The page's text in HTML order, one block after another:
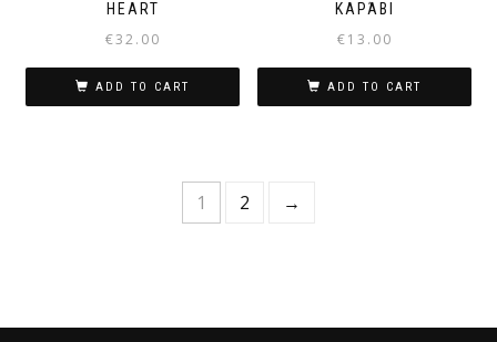
HEART
€32.00
ADD TO CART
ΚΑΡΆΒΙ
€13.00
ADD TO CART
1 2 →